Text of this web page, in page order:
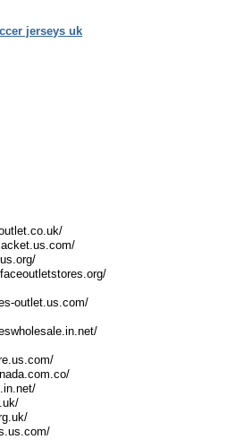
jerseys uk
outlet.us.com/